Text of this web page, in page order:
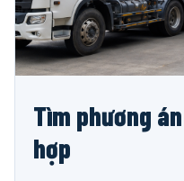
Tìm phương
hợp